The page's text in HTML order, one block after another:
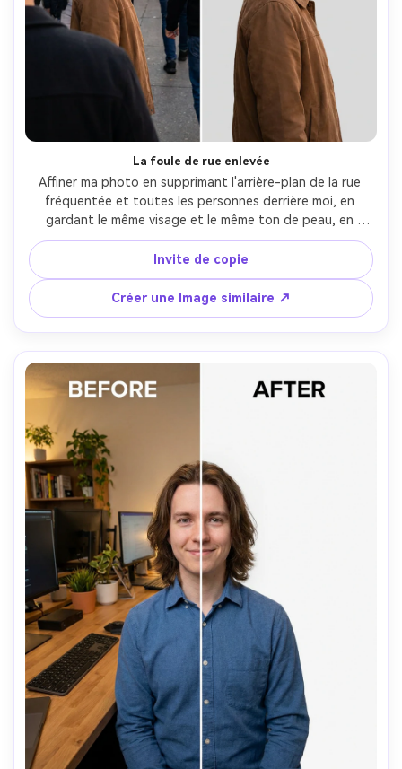
La foule de rue enlevée
Affiner ma photo en supprimant l'arrière-plan de la rue
fréquentée et toutes les personnes derrière moi, en
gardant le même visage et le même ton de peau, en
gardant la même coiffure et la même pose, en préservant
l'éclairage original et les ombres réalistes, en gardant des
bords nets autour des coutures de cheveux et de veste-
-ar 4:5
Invite de copie
Créer une Image similaire ↗